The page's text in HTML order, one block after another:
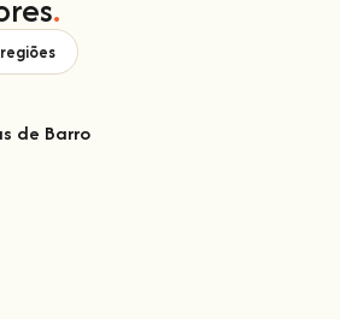
de Barro